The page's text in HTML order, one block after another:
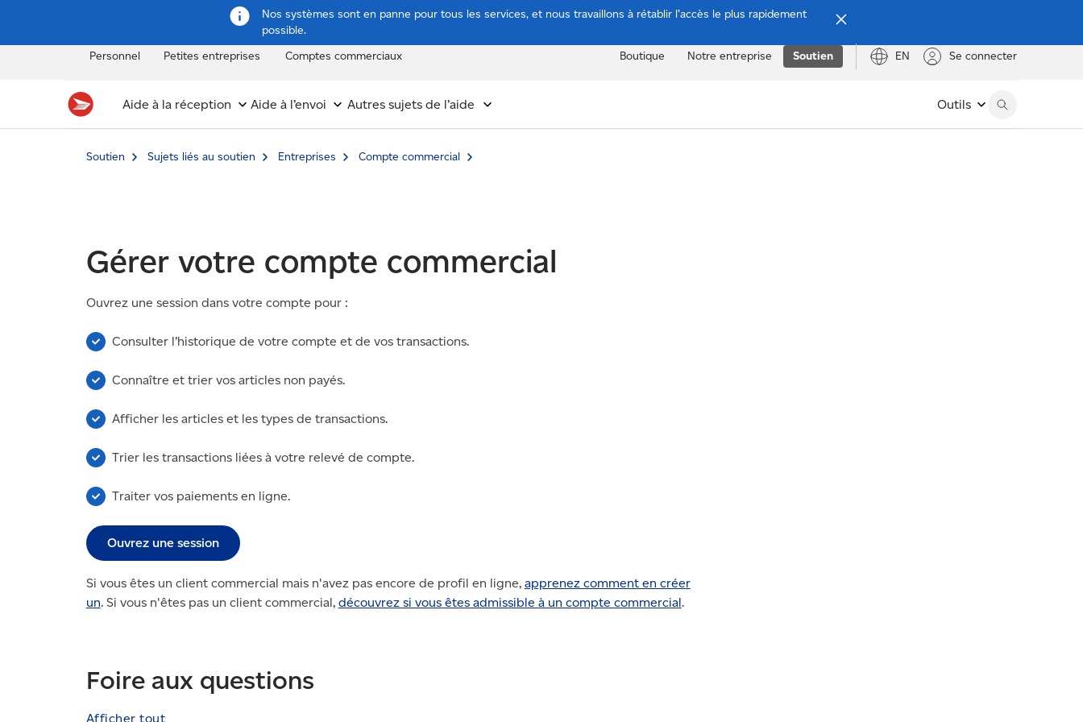
Nos systèmes sont en panne pour tous les services, et nous travaillons à rétablir l’accès le plus rapidement
possible.
Personnel
Petites entreprises Comptes commerciaux Boutique Notre entreprise Soutien EN Se connecter
Aide à la réception Aide à l’envoi Autres sujets de l’aide Outils
Soutien Sujets liés au soutien Entreprises Compte commercial
Gérer votre compte commercial
Ouvrez une session dans votre compte pour :
Consulter l’historique de votre compte et de vos transactions.
Connaître et trier vos articles non payés.
Afficher les articles et les types de transactions.
Trier les transactions liées à votre relevé de compte.
Traiter vos paiements en ligne.
Ouvrez une session
Si vous êtes un client commercial mais n'avez pas encore de profil en ligne, apprenez comment en créer
un. Si vous n'êtes pas un client commercial, découvrez si vous êtes admissible à un compte commercial.
Foire aux questions
Afficher tout